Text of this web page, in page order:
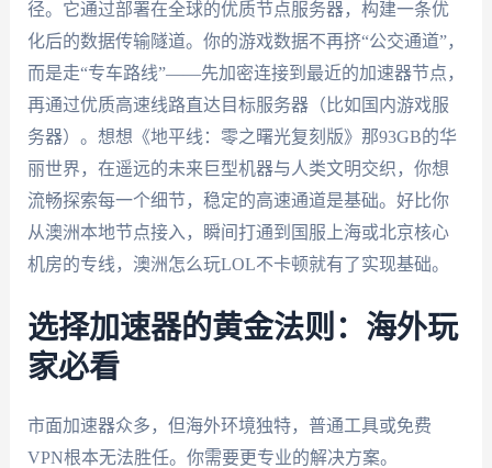
径。它通过部署在全球的优质节点服务器，构建一条优
化后的数据传输隧道。你的游戏数据不再挤“公交通道”，
而是走“专车路线”——先加密连接到最近的加速器节点，
再通过优质高速线路直达目标服务器（比如国内游戏服
务器）。想想《地平线：零之曙光复刻版》那93GB的华
丽世界，在遥远的未来巨型机器与人类文明交织，你想
流畅探索每一个细节，稳定的高速通道是基础。好比你
从澳洲本地节点接入，瞬间打通到国服上海或北京核心
机房的专线，澳洲怎么玩LOL不卡顿就有了实现基础。
选择加速器的黄金法则：海外玩
家必看
市面加速器众多，但海外环境独特，普通工具或免费
VPN根本无法胜任。你需要更专业的解决方案。